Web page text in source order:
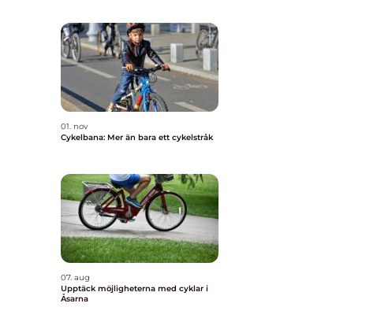
01. nov
Cykelbana: Mer än bara ett cykelstråk
07. aug
Upptäck möjligheterna med cyklar i
Åsarna